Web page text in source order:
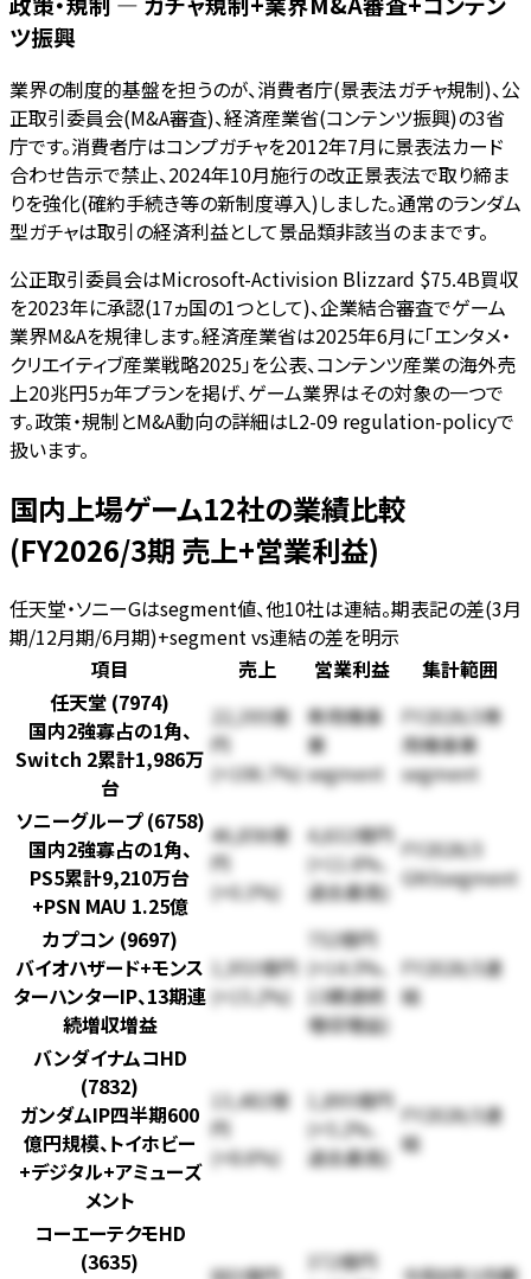
ツ振興
業界の制度的基盤を担うのが、消費者庁(景表法ガチャ規制)、公
正取引委員会(M&A審査)、経済産業省(コンテンツ振興)の3省
庁です。消費者庁はコンプガチャを2012年7月に景表法カード
合わせ告示で禁止、2024年10月施行の改正景表法で取り締ま
りを強化(確約手続き等の新制度導入)しました。通常のランダム
型ガチャは取引の経済利益として景品類非該当のままです。
公正取引委員会はMicrosoft-Activision Blizzard $75.4B買収
を2023年に承認(17ヵ国の1つとして)、企業結合審査でゲーム
業界M&Aを規律します。経済産業省は2025年6月に「エンタメ・
クリエイティブ産業戦略2025」を公表、コンテンツ産業の海外売
上20兆円5ヵ年プランを掲げ、ゲーム業界はその対象の一つで
す。政策・規制とM&A動向の詳細はL2-09 regulation-policyで
扱います。
国内上場ゲーム12社の業績比較
(FY2026/3期 売上+営業利益)
任天堂・ソニーGはsegment値、他10社は連結。期表記の差(3月
期/12月期/6月期)+segment vs連結の差を明示
項目
売上 営業利益
集計範囲
任天堂 (7974)
国内2強寡占の1角、
Switch 2累計1,986万
台
22,395億
円
(+106.7%)
専用機事
業
segment
FY2026/3専
用機事業
segment
ソニーグループ (6758)
国内2強寡占の1角、
PS5累計9,210万台
+PSN MAU 1.25億
46,856億
円
(+0.3%)
4,632億円
(+11.6%、
過去最高)
FY2026/3
GNSsegment
カプコン (9697)
バイオハザード+モンス
ターハンターIP、13期連
続増収増益
1,953億円
(+15.2%)
752億円
(+14.5%、
13期連続
増収増益)
FY2026/3連
結
バンダイナムコHD
(7832)
ガンダムIP四半期600
億円規模、トイホビー
+デジタル+アミューズ
メント
13,482億
円
(+8.6%)
1,895億円
(+5.2%、
過去最高)
FY2026/3連
結
コーエーテクモHD
(3635)
372億円